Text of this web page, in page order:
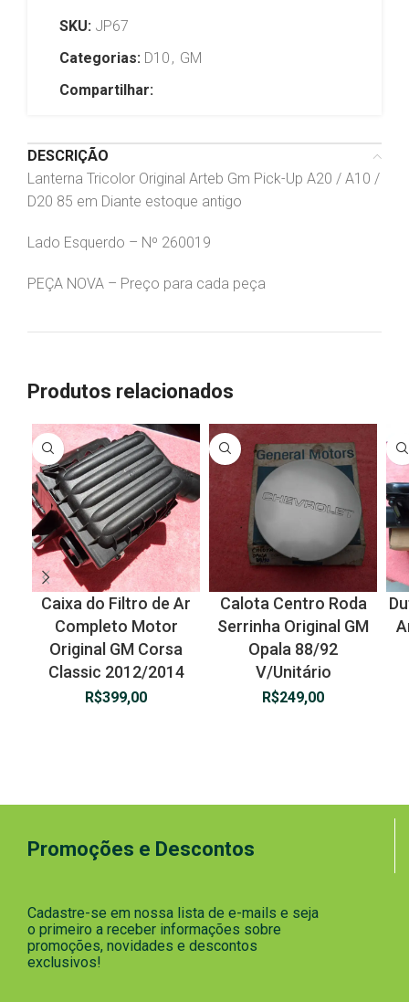
SKU: JP67
Categorias: D10 , GM
Compartilhar:
DESCRIÇÃO
Lanterna Tricolor Original Arteb Gm Pick-Up A20 / A10 /
D20 85 em Diante estoque antigo
Lado Esquerdo – Nº 260019
PEÇA NOVA – Preço para cada peça
Produtos relacionados
Caixa do Filtro de Ar
Completo Motor
Original GM Corsa
Classic 2012/2014
R$399,00
Calota Centro Roda
Serrinha Original GM
Opala 88/92
V/Unitário
R$249,00
Promoções e Descontos
Cadastre-se em nossa lista de e-mails e seja
o primeiro a receber informações sobre
promoções, novidades e descontos
exclusivos!